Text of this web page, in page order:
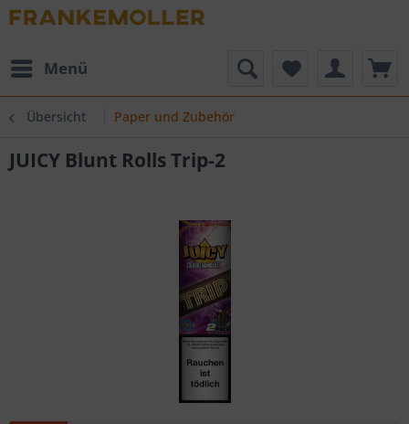
Menü
Übersicht Paper und Zubehör
JUICY Blunt Rolls Trip-2